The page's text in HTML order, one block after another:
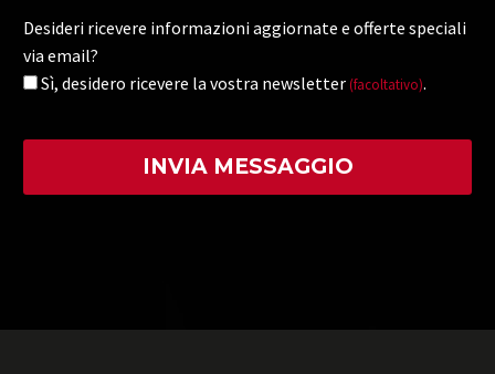
Desideri ricevere informazioni aggiornate e offerte speciali
via email?
Sì, desidero ricevere la vostra newsletter (facoltativo).